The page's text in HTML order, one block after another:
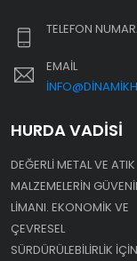
TELEFON
EMAIL
HURDA VADISI
DEĞERLI METAL VE ATIK
MALZEMELERIN
LIMANI. EKONOMIK VE
ÇEVRESEL
SÜRDÜRÜLEBILIRLIK